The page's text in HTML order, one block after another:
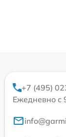
+7 (495)
Ежедневно с